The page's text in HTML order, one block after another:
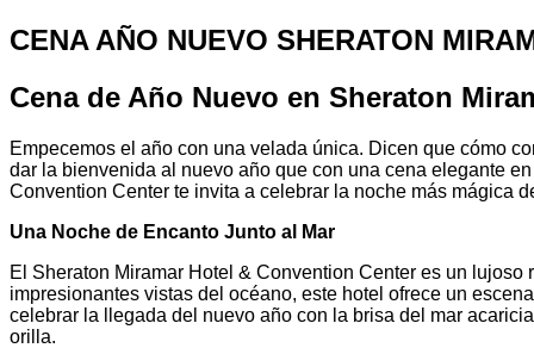
CENA AÑO NUEVO SHERATON
Cena de Año Nuevo en Sheraton
Empecemos el año con una velada única. Dicen que cómo
dar la bienvenida al nuevo año que con una cena elegante
Convention Center te invita a celebrar la noche más mágica
Una Noche de Encanto Junto al Mar
El Sheraton Miramar Hotel & Convention Center es un
impresionantes vistas del océano, este hotel ofrece un
celebrar la llegada del nuevo año con la brisa del mar
orilla.